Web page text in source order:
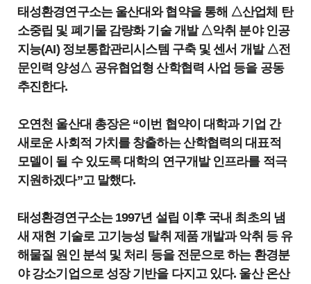
태성환경연구소는 울산대와 협약을 통해 △산업체 탄
소중립 및 폐기물 감량화 기술 개발 △악취 분야 인공
지능(AI) 정보통합관리시스템 구축 및 센서 개발 △전
문인력 양성△ 공유협업형 산학협력 사업 등을 공동
추진한다.
오연천 울산대 총장은 “이번 협약이 대학과 기업 간
새로운 사회적 가치를 창출하는 산학협력의 대표적
모델이 될 수 있도록 대학의 연구개발 인프라를 적극
지원하겠다”고 말했다.
태성환경연구소는 1997년 설립 이후 국내 최초의 냄
새 재현 기술로 고기능성 탈취 제품 개발과 악취 등 유
해물질 원인 분석 및 처리 등을 전문으로 하는 환경분
야 강소기업으로 성장 기반을 다지고 있다. 울산 온산